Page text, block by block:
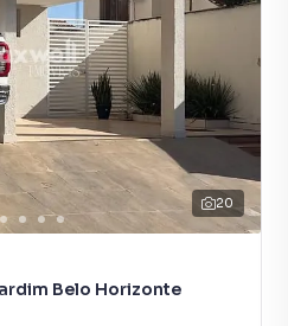
20
Belo Horizonte